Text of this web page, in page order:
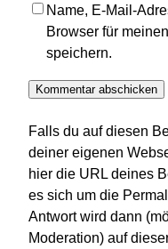
Name, E-Mail-
Browser für
speichern.
Falls du auf diesen
deiner eigenen
hier die URL deines
es sich um die
Antwort wird dann
Moderation) auf